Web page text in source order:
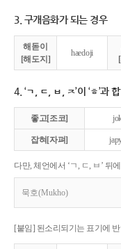
3. 구개음화가 되는 경우
해돋이
[해도지]
haedoji
4. ‘ㄱ, ㄷ, ㅂ, ㅈ’이 ‘ㅎ’과
좋고[조코]
잡혀[자펴]
다만, 체언에서 ‘ㄱ, ㄷ, ㅂ’ 뒤
묵호(Mukho)
[붙임] 된소리되기는 표기에